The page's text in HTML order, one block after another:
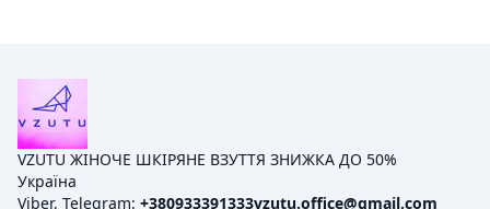
VZUTU ЖІНОЧЕ ШКІРЯНЕ ВЗУТТЯ ЗНИЖКА ДО 50%
Україна
Viber, Telegram: +380933391333vzutu.office@gmail.com